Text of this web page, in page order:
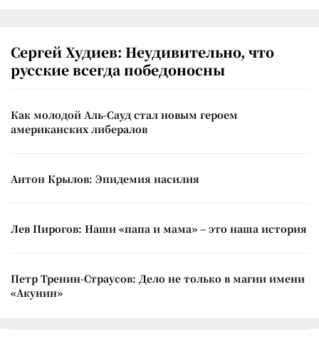
Сергей Худиев: Неудивительно, что
русские всегда победоносны
Как молодой Аль-Сауд стал новым героем
американских либералов
Антон Крылов: Эпидемия насилия
Лев Пирогов: Наши «папа и мама» – это наша история
Петр Тренин-Страусов: Дело не только в магии имени
«Акунин»